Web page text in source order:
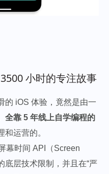
小时的专注故事
的 iOS 体验，竟然是由一
全靠 5 年线上自学编程的
和运营的。
幕时间 API（Screen
底层技术限制，并且在“严